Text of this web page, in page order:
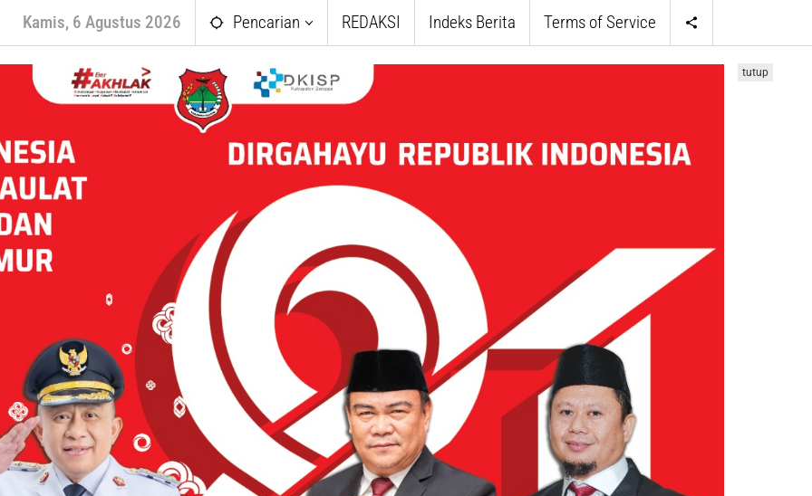
Kamis, 6 Agustus 2026 Pencarian REDAKSI Indeks Berita Terms of Service
tutup